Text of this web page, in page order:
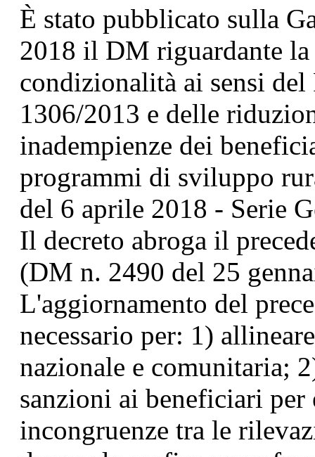
È stato pubblicato sulla
2018 il DM riguardante
condizionalità ai sensi
1306/2013 e delle
inadempienze dei
programmi di sviluppo
del 6 aprile 2018 - Serie
Il decreto abroga il
(DM n. 2490 del 25
L'aggiornamento del
necessario per: 1)
nazionale e comunitaria;
sanzioni ai beneficiari
incongruenze tra le